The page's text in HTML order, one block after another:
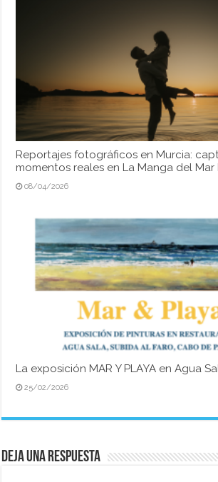
Reportajes fotográficos en Murcia:
momentos reales en La Manga del Mar
08/04/2026
La exposición MAR Y PLAYA en Agua
25/02/2026
Deja una respuesta